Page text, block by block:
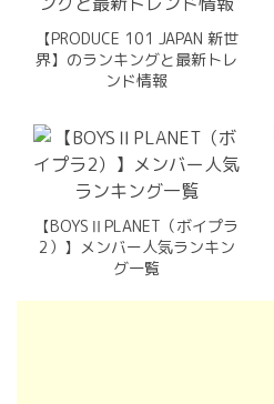
【PRODUCE 101 JAPAN 新世
界】のランキングと最新トレ
ンド情報
【BOYSⅡPLANET（ボイプラ
2）】メンバー人気ランキン
グ一覧